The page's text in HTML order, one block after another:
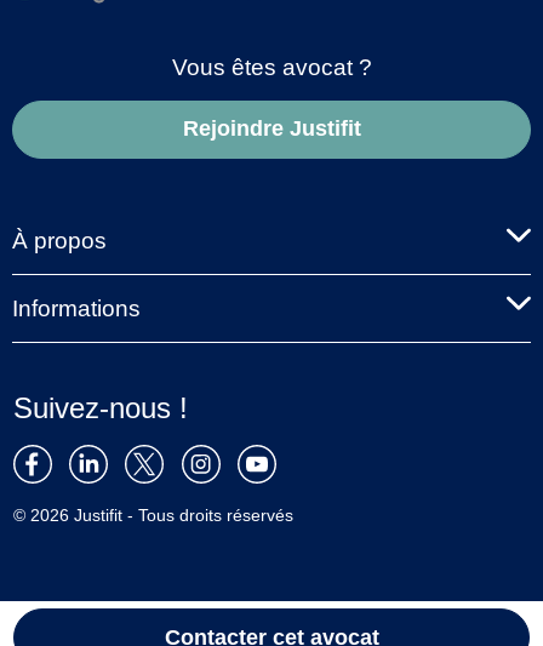
Contacter cet avocat
Vous êtes avocat ?
Rejoindre Justifit
À propos
Informations
Suivez-nous !
© 2026 Justifit - Tous droits réservés